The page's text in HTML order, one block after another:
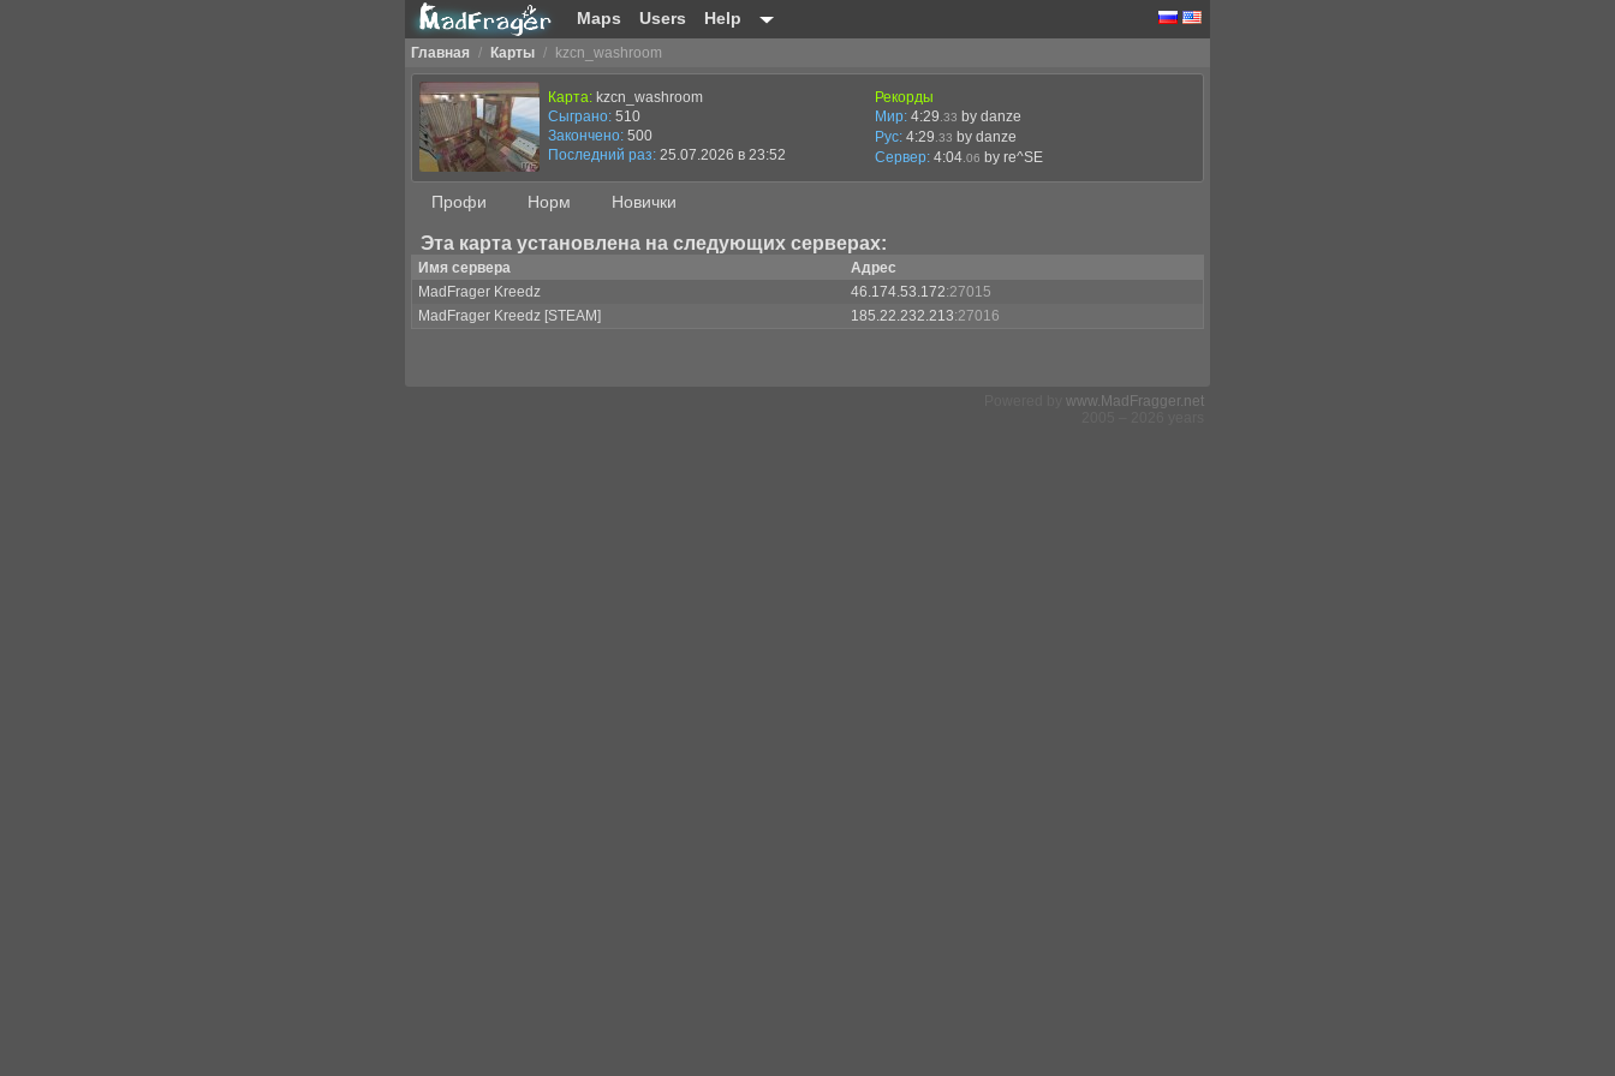
Maps Users Help
Главная / Карты / kzcn_washroom
Карта: kzcn_washroom
Сыграно: 510
Закончено: 500
Последний раз: 25.07.2026 в 23:52
Рекорды
Мир: 4:29 .33 by danze
Рус: 4:29 .33 by danze
Сервер: 4:04 .06 by re^SE
Профи Норм Новички
Эта карта установлена на следующих серверах:
Имя сервера
Адрес
MadFrager Kreedz
46.174.53.172:27015
MadFrager Kreedz [STEAM]
185.22.232.213:27016
www.MadFragger.net